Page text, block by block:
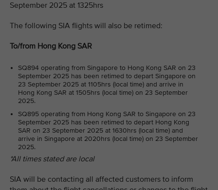
September 2025 at 1325hrs
The following SIA flights will also be retimed:
To/from Hong Kong SAR
SQ894 operating from Singapore to Hong Kong SAR on 23
September 2025 has been retimed to depart Singapore on
23 September 2025 at 1105hrs (local time) and arrive in
Hong Kong SAR at 1505hrs (local time) on 23 September
2025.
SQ895 operating from Hong Kong SAR to Singapore on 23
September 2025 has been retimed to depart Hong Kong
SAR on 23 September 2025 at 1630hrs (local time) and
arrive in Singapore at 2020hrs (local time) on 23 September
2025.
*All times stated are local
SIA will be contacting all affected customers to inform